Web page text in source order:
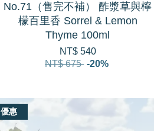
No.71（售完不補） 酢漿草與檸
檬百里香 Sorrel & Lemon
Thyme 100ml
NT$ 540
NT$ 675 -20%
優惠